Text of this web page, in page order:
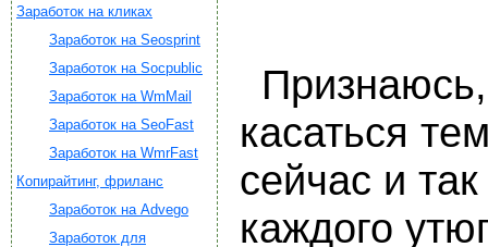
Заработок на кликах
Заработок на Seosprint
Заработок на Socpublic
Заработок на WmMail
Заработок на SeoFast
Заработок на WmrFast
Копирайтинг, фриланс
Заработок на Advego
Заработок для
касаться
сейчас и
каждого